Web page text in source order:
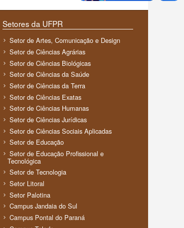
Setores da UFPR
Setor de Artes, Comunicação e Design
Setor de Ciências Agrárias
Setor de Ciências Biológicas
Setor de Ciências da Saúde
Setor de Ciências da Terra
Setor de Ciências Exatas
Setor de Ciências Humanas
Setor de Ciências Jurídicas
Setor de Ciências Sociais Aplicadas
Setor de Educação
Setor de Educação Profissional e
Tecnológica
Setor de Tecnologia
Setor Litoral
Setor Palotina
Campus Jandaia do Sul
Campus Pontal do Paraná